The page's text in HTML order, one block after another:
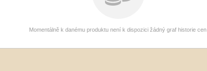
Momentálně k danému produktu není k dispozici žádný graf historie cen